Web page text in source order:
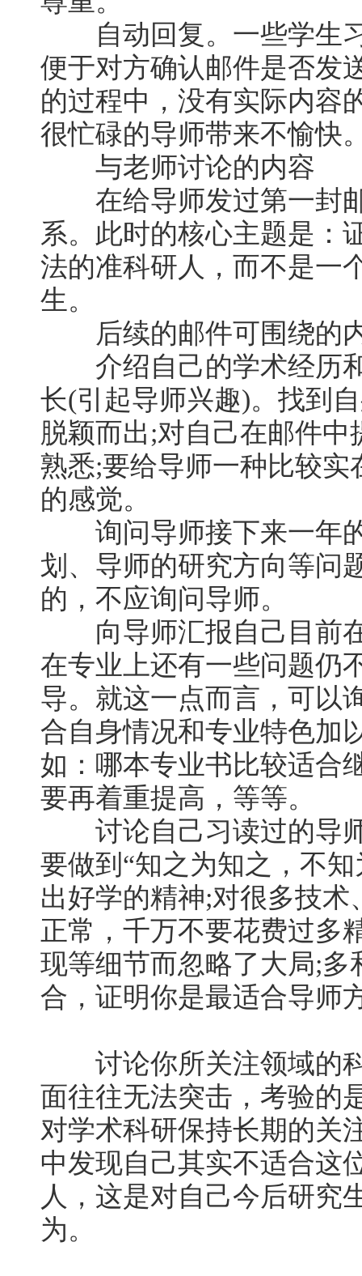
自动回复。一些学生习
便于对方确认邮件是否发
的过程中，没有实际内容
很忙碌的导师带来不愉快
与老师讨论的内容
在给导师发过第一封
系。此时的核心主题是：
法的准科研人，而不是一
生。
后续的邮件可围绕的
介绍自己的学术经历和
长(引起导师兴趣)。找到
脱颖而出;对自己在邮件
熟悉;要给导师一种比较
的感觉。
询问导师接下来一年的
划、导师的研究方向等问
的，不应询问导师。
向导师汇报自己目前在
在专业上还有一些问题仍
导。就这一点而言，可以
合自身情况和专业特色加
如：哪本专业书比较适合
要再着重提高，等等。
讨论自己习读过的导师
要做到“知之为知之，不
出好学的精神;对很多技
正常，千万不要花费过多
现等细节而忽略了大局;
合，证明你是最适合导师
讨论你所关注领域的科
面往往无法突击，考验的
对学术科研保持长期的关
中发现自己其实不适合这
人，这是对自己今后研究
为。